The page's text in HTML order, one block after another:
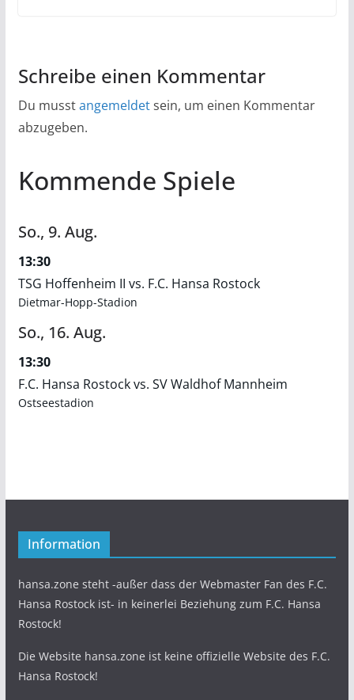
Schreibe einen Kommentar
Du musstangemeldetsein, um einen Kommentar
abzugeben.
Kommende Spiele
So., 9. Aug.
13:30
TSG Hoffenheim II vs. F.C. Hansa Rostock
Dietmar-Hopp-Stadion
So., 16. Aug.
13:30
F.C. Hansa Rostock vs. SV Waldhof Mannheim
Ostseestadion
Information
hansa.zone steht -außer dass der Webmaster Fan des F.C.
Hansa Rostock ist- in keinerlei Beziehung zum F.C. Hansa
Rostock!
Die Website hansa.zone ist keine offizielle Website des F.C.
Hansa Rostock!